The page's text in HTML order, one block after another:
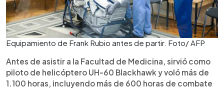
Equipamiento de Frank Rubio antes de partir. Foto/ AFP
Antes de asistir a la Facultad de Medicina, sirvió como
piloto de helicóptero UH-60 Blackhawk y voló más de
1.100 horas, incluyendo más de 600 horas de combate